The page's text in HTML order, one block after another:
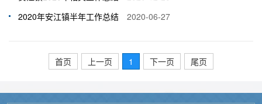
2020年安江镇半年工作总结
2020-06-27
首页 上一页 1 下一页 尾页